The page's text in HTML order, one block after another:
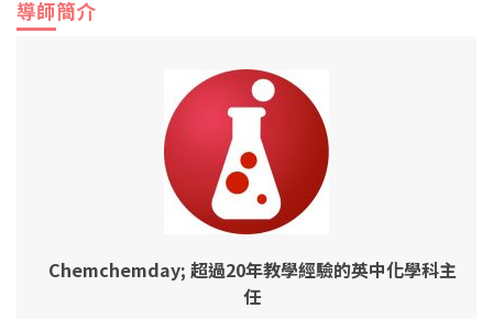
導師簡介
Chemchemday; 超過20年教學經驗的英中化學科主
任